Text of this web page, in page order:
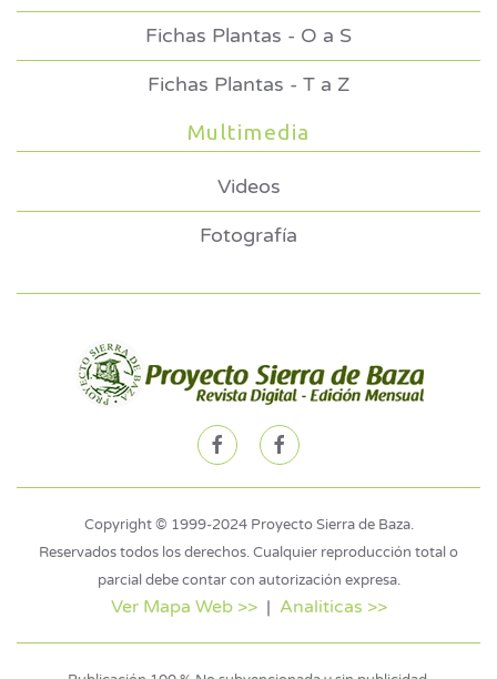
Fichas Plantas - O a S
Fichas Plantas - T a Z
Multimedia
Videos
Fotografía
Copyright © 1999-2024 Proyecto Sierra de Baza.
Reservados todos los derechos. Cualquier reproducción total o
parcial debe contar con autorización expresa.
Ver Mapa Web >>| Analiticas >>